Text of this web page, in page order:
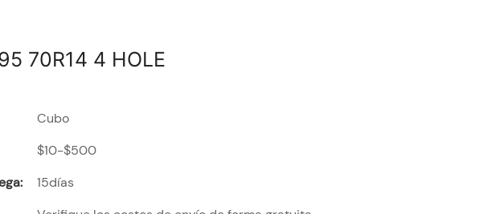
70R14 4 HOLE
Cubo
$10-$500
15días